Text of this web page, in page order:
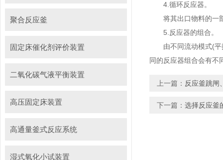
聚合反应釜
固定床催化剂评价装置
二氧化碳气液平衡装置
高压固定床装置
高通量釜式反应系统
湿式氧化小试装置
4.循环反应器。
将其出口物料的一部
5.反应器的组合。
由不同流动模式(平推
同的反应器组合会有不
上一篇： 反应釜跳闸
下一篇： 选择反应釜